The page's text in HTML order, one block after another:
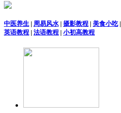
中医养生 | 周易风水 | 摄影教程 | 美食小吃|
英语教程 | 法语教程 | 小初高教程